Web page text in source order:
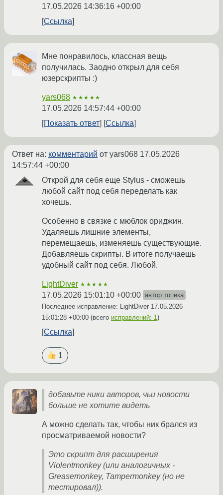
17.05.2026 14:36:16 +00:00
Ссылка
Мне понравилось, классная вещь
получилась. Заодно открыл для себя
юзерскрипты :)
yars068 ★★★★★
17.05.2026 14:57:44 +00:00
Показать ответ
Ссылка
Ответ на: комментарий от yars068 17.05.2026
14:57:44 +00:00
Открой для себя еще Stylus - cможешь
любой сайт под себя переделать как
хочешь.
Особенно в связке с мюблок ориджин.
Удаляешь лишние элементы,
перемещаешь, изменяешь существующие.
Добавляешь скрипты. В итоге получаешь
удобный сайт под себя. Любой.
LightDiver ★★★★★
17.05.2026 15:01:10 +00:00 автор топика
Последнее исправление: LightDiver 17.05.2026
15:01:28 +00:00 (всего исправлений: 1)
Ссылка
1
добавьте ники авторов, чьи новости
больше не хотите видеть
А можно сделать так, чтобы ник брался из
просматриваемой новости?
Это скрипт для расширения
Violentmonkey (или аналогичных -
Greasemonkey, Tampermonkey (но не
тестировал)).